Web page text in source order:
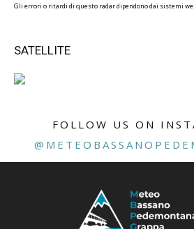
Gli errori o ritardi di questo radar dipendono dai sistemi
SATELLITE
FOLLOW US ON